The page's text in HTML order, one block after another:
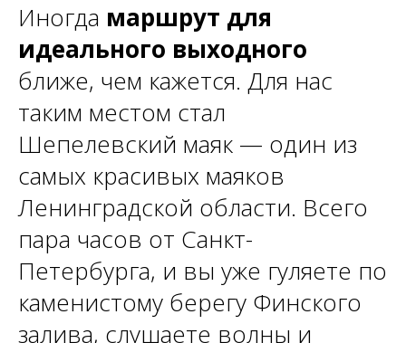
Иногда маршрут для
идеального выходного
ближе, чем кажется. Для нас
таким местом стал
Шепелевский маяк — один из
самых красивых маяков
Ленинградской области. Всего
пара часов от Санкт-
Петербурга, и вы уже гуляете по
каменистому берегу Финского
залива, слушаете волны и